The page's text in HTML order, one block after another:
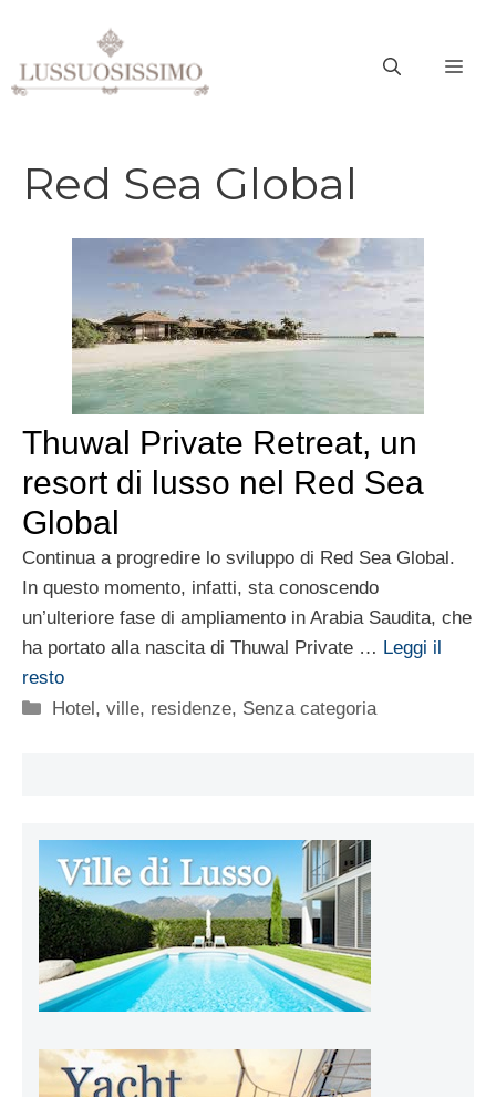
contenuto
Red Sea Global
Thuwal Private Retreat, un
resort di lusso nel Red Sea
Global
Continua a progredire lo sviluppo di Red Sea Global.
In questo momento, infatti, sta conoscendo
un’ulteriore fase di ampliamento in Arabia Saudita, che
ha portato alla nascita di Thuwal Private … Leggi il
resto
Categorie
Hotel, ville, residenze, Senza categoria